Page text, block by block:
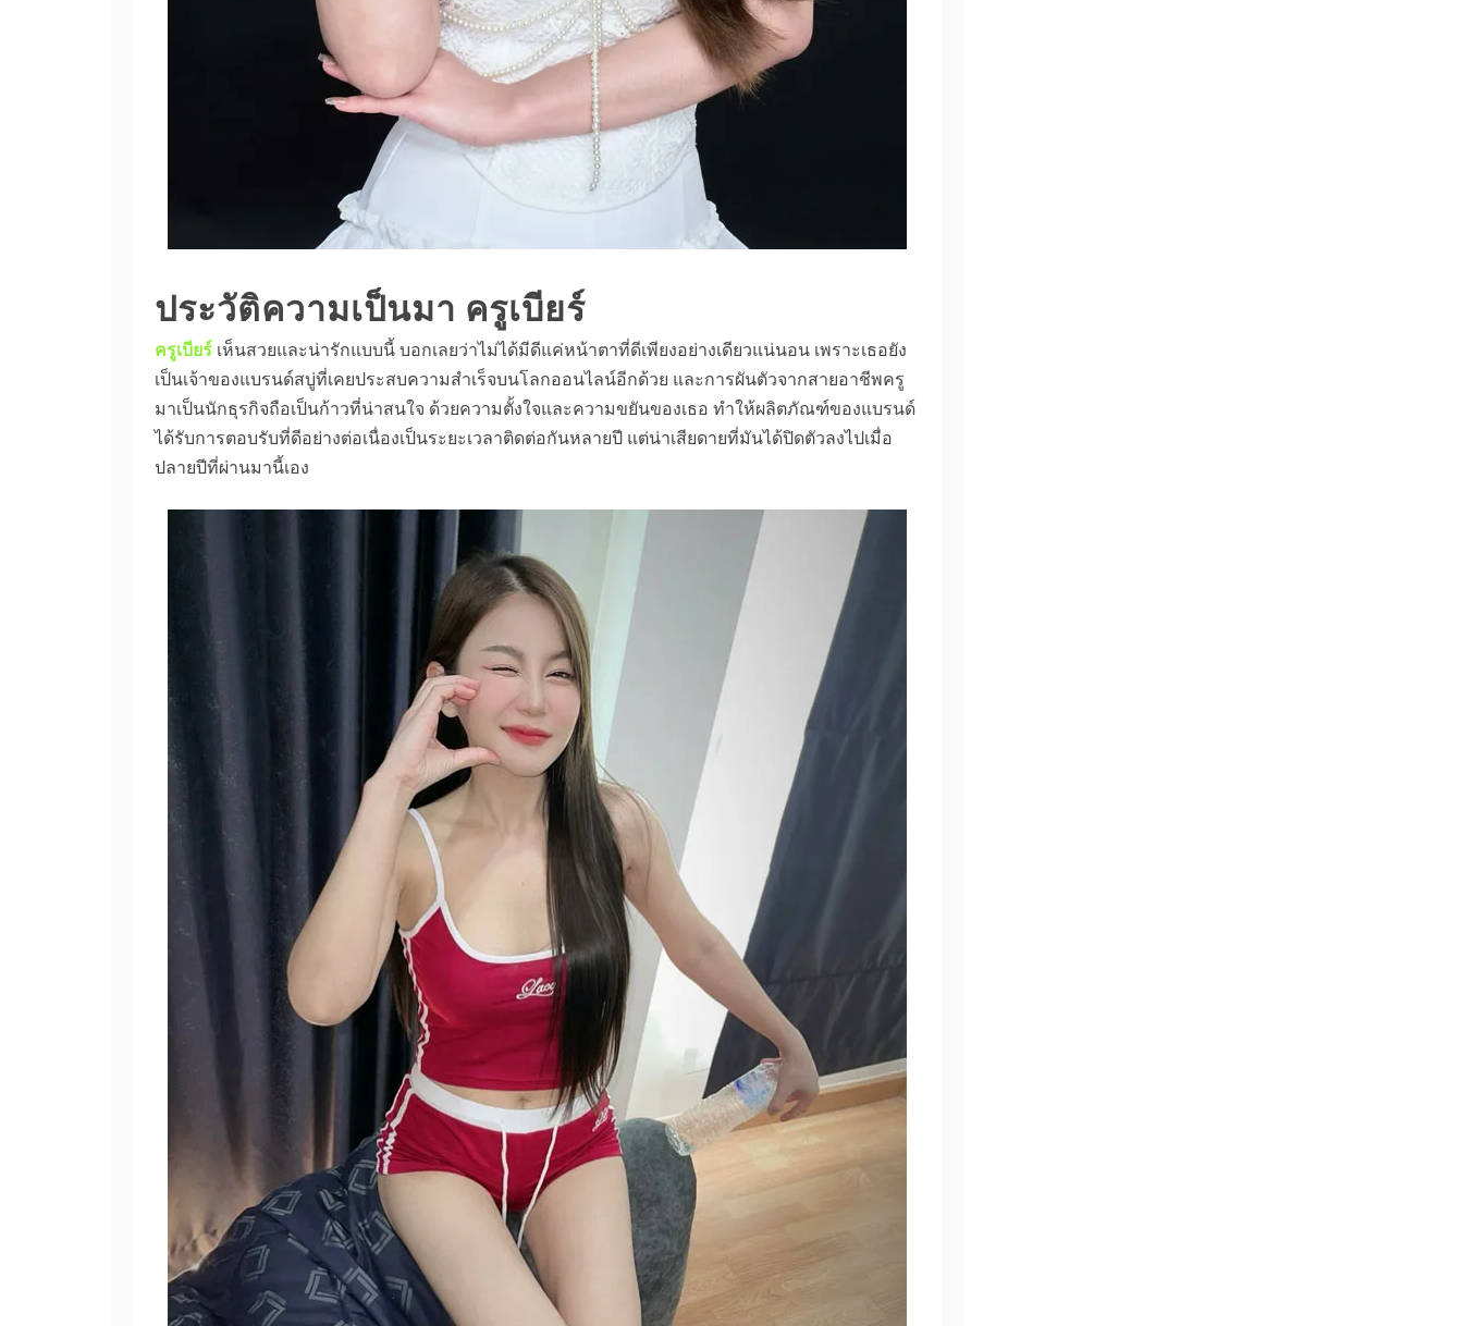
ประวัติความเป็นมา ครูเบียร์
ครูเบียร์ เห็นสวยและน่ารักแบบนี้ บอกเลยว่าไม่ได้มีดีแค่หน้าตาที่ดีเพียงอย่างเดียวแน่นอน เพราะเธอยัง
เป็นเจ้าของแบรนด์สบู่ที่เคยประสบความสำเร็จบนโลกออนไลน์อีกด้วย และการผันตัวจากสายอาชีพครู
มาเป็นนักธุรกิจถือเป็นก้าวที่น่าสนใจ ด้วยความตั้งใจและความขยันของเธอ ทำให้ผลิตภัณฑ์ของแบรนด์
ได้รับการตอบรับที่ดีอย่างต่อเนื่องเป็นระยะเวลาติดต่อกันหลายปี แต่น่าเสียดายที่มันได้ปิดตัวลงไปเมื่อ
ปลายปีที่ผ่านมานี้เอง